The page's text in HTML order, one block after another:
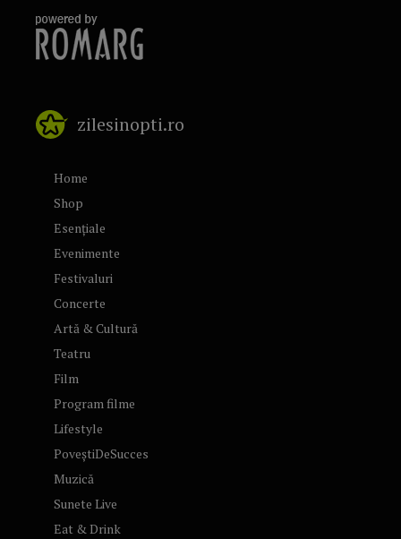
zilesinopti.ro
Home
Shop
Esențiale
Evenimente
Festivaluri
Concerte
Artă & Cultură
Teatru
Film
Program filme
Lifestyle
PoveștiDeSucces
Muzică
Sunete Live
Eat & Drink